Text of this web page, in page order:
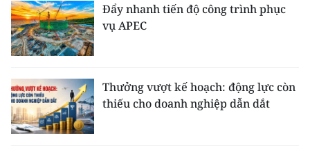
Đẩy nhanh tiến độ công trình phục
vụ APEC
Thưởng vượt kế hoạch: động lực còn
thiếu cho doanh nghiệp dẫn dắt